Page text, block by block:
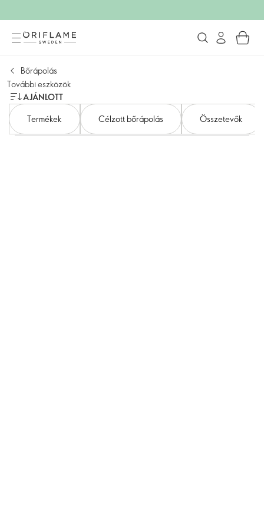
Bőrápolás
További eszközök
AJÁNLOTT
Termékek
Célzott bőrápolás Összetevők